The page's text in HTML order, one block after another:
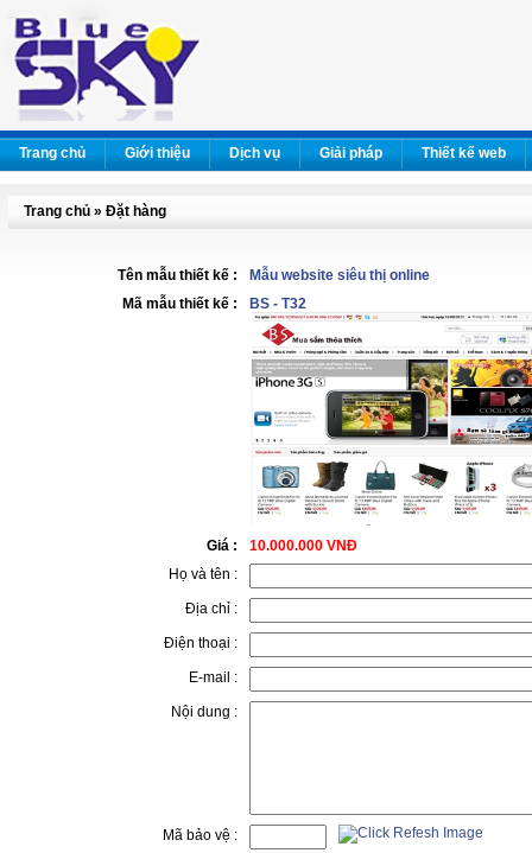
Trang chủ Giới thiệu Dịch vụ Giải pháp Thiết kế web
Trang chủ » Đặt hàng
Tên mẫu thiết kế :
Mẫu website siêu thị online
Mã mẫu thiết kế :
BS - T32
Giá :
10.000.000 VNĐ
Họ và tên :
Địa chỉ :
Điện thoại :
E-mail :
Nội dung :
Mã bảo vệ :